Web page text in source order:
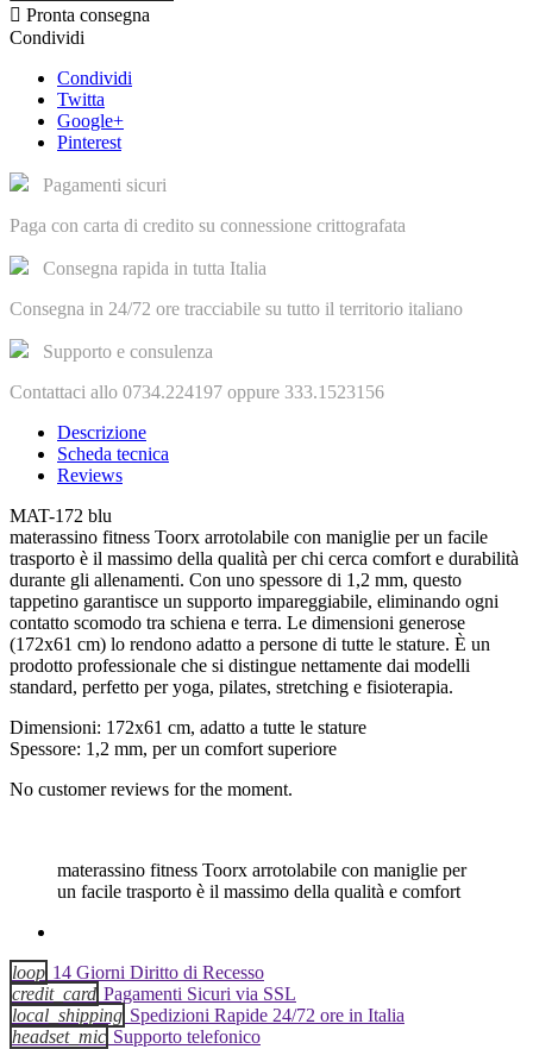
 Pronta consegna
Condividi
Condividi
Twitta
Google+
Pinterest
Pagamenti sicuri
Paga con carta di credito su connessione crittografata
Consegna rapida in tutta Italia
Consegna in 24/72 ore tracciabile su tutto il territorio italiano
Supporto e consulenza
Contattaci allo 0734.224197 oppure 333.1523156
Descrizione
Scheda tecnica
Reviews
MAT-172 blu
materassino fitness Toorx arrotolabile con maniglie per un facile
trasporto è il massimo della qualità per chi cerca comfort e durabilità
durante gli allenamenti. Con uno spessore di 1,2 mm, questo
tappetino garantisce un supporto impareggiabile, eliminando ogni
contatto scomodo tra schiena e terra. Le dimensioni generose
(172x61 cm) lo rendono adatto a persone di tutte le stature. È un
prodotto professionale che si distingue nettamente dai modelli
standard, perfetto per yoga, pilates, stretching e fisioterapia.
Dimensioni: 172x61 cm, adatto a tutte le stature
Spessore: 1,2 mm, per un comfort superiore
No customer reviews for the moment.
materassino fitness Toorx arrotolabile con maniglie per
un facile trasporto è il massimo della qualità e comfort
loop 14 Giorni Diritto di Recesso
credit_card Pagamenti Sicuri via SSL
local_shipping Spedizioni Rapide 24/72 ore in Italia
headset_mic Supporto telefonico